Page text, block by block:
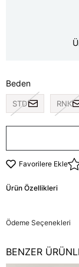
Beden
STD RNK
Favorilere Ekle
Ürün Özellikleri
Ödeme Seçenekleri
BENZER